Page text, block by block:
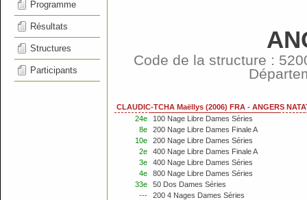
Programme
Résultats
Structures
Participants
Code de la structure :
CLAUDIC-TCHA Maëllys (2006) FRA - ANGERS
24e
100 Nage Libre Dames Séries
8e
200 Nage Libre Dames Finale A
10e
200 Nage Libre Dames Séries
2e
400 Nage Libre Dames Finale A
3e
400 Nage Libre Dames Séries
4e
800 Nage Libre Dames Séries
33e
50 Dos Dames Séries
---
200 4 Nages Dames Séries